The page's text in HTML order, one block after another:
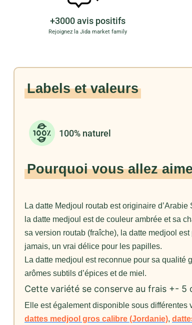
+3000 avis positifs
Rejoignez la Jida market family
Labels et valeurs
100% naturel
Pourquoi vous allez
La datte Medjoul routab est originaire
la datte medjoul est de couleur ambrée et sa
sa version routab (fraîche), la datte medjool
jamais, un vrai délice pour les papilles.
La datte medjoul est reconnue pour sa qualité
arômes subtils d’épices et de miel.
Cette variété se conserve au frais +- 5
Elle est également disponible sous différentes
dattes medjool gros calibre (Jordanie),